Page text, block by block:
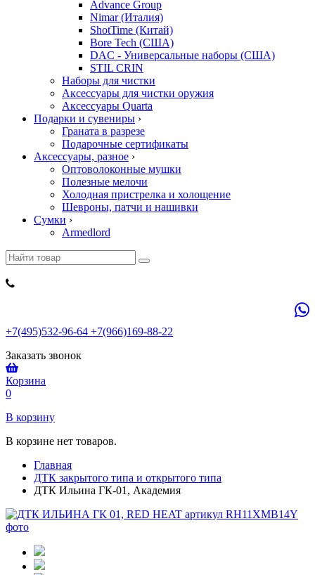
Advance Group
Nimar (Италия)
ShotTime (Китай)
Bore Tech (США)
DAC - Универсальные наборы (США)
STIL CRIN
Наборы для чистки
Аксессуары для чистки оружия
Аксессуары Quarta
Подарки и сувениры ›
Граната в разрезе
Подарочные сертификаты
Аксессуары, разное ›
Оптоволоконные мушки
Полезные мелочи
Холодная пристрелка и холощение
Шевроны, патчи и нашивки
Сумки ›
Armedlord
+7(495)532-96-64 +7(966)169-88-22
Заказать звонок
Корзина
0
В корзину
В корзине нет товаров.
Главная
ДТК закрытого типа и открытого типа
ДТК Ильина ГК-01, Академия